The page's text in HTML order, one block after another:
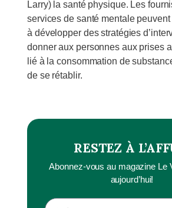
RESTEZ À
Abonnez-vous au magazine Le
aujourd’hui!
Larry) la santé physique. Les
services de santé mentale
à développer des stratégies
donner aux personnes aux prises
lié à la consommation de
de se rétablir.